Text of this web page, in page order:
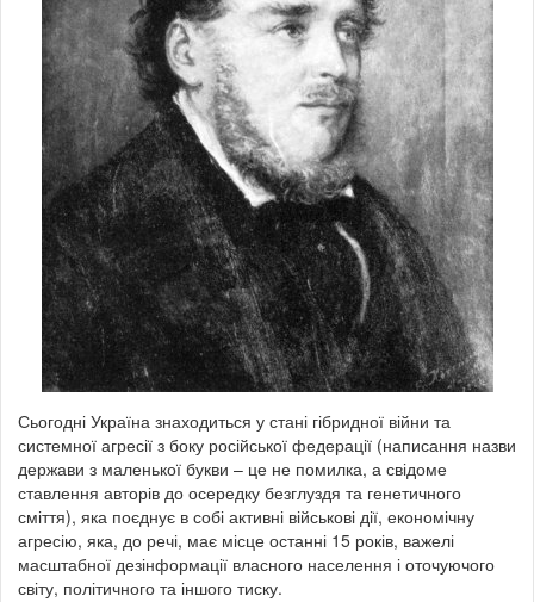
Сьогодні Україна знаходиться у стані гібридної війни та
системної агресії з боку російської федерації (написання назви
держави з маленької букви – це не помилка, а свідоме
ставлення авторів до осередку безглуздя та генетичного
сміття), яка поєднує в собі активні військові дії, економічну
агресію, яка, до речі, має місце останні 15 років, важелі
масштабної дезінформації власного населення і оточуючого
світу, політичного та іншого тиску.